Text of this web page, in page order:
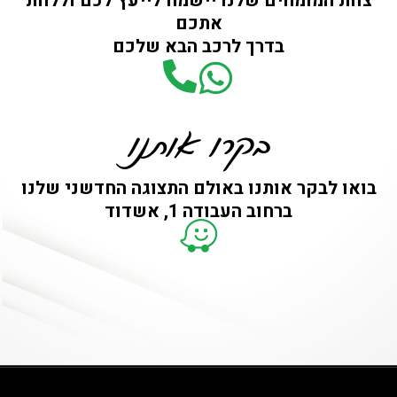
אתכם
בדרך לרכב הבא שלכם
בקרו אותנו
בואו לבקר אותנו באולם התצוגה החדשני שלנו
ברחוב העבודה 1, אשדוד